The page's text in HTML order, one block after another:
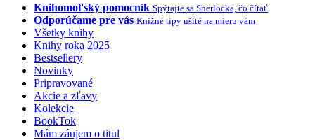
Knihomoľský pomocník Spýtajte sa Sherlocka, čo čítať
Odporúčame pre vás Knižné tipy ušité na mieru vám
Všetky knihy
Knihy roka 2025
Bestsellery
Novinky
Pripravované
Akcie a zľavy
Kolekcie
BookTok
Mám záujem o titul